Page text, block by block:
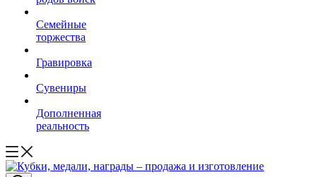
Семейные
торжества
Гравировка
Сувениры
Дополненная
реальность